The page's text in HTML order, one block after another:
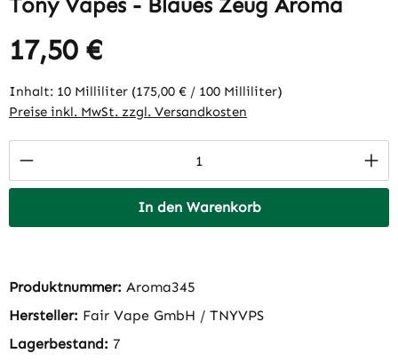
Tony Vapes - Blaues Zeug Aroma
Regulärer Preis:
17,50 €
Inhalt: 10 Milliliter (175,00 € / 100 Milliliter)
Preise inkl. MwSt. zzgl. Versandkosten
Produkt Anzahl: Gib den gewünschten
In den Warenkorb
Produktnummer: Aroma345
Hersteller: Fair Vape GmbH / TNYVPS
Lagerbestand: 7